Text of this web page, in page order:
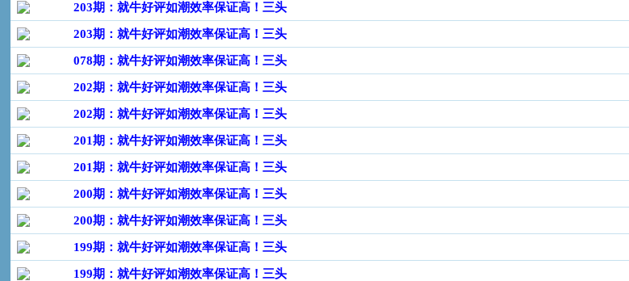
203期：就牛好评如潮效率保证高！三头
203期：就牛好评如潮效率保证高！三头
078期：就牛好评如潮效率保证高！三头
202期：就牛好评如潮效率保证高！三头
202期：就牛好评如潮效率保证高！三头
201期：就牛好评如潮效率保证高！三头
201期：就牛好评如潮效率保证高！三头
200期：就牛好评如潮效率保证高！三头
200期：就牛好评如潮效率保证高！三头
199期：就牛好评如潮效率保证高！三头
199期：就牛好评如潮效率保证高！三头